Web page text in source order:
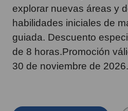
explorar nuevas áreas y
habilidades iniciales de
guiada. Descuento
de 8 horas.Promoción
30 de noviembre de 2026.